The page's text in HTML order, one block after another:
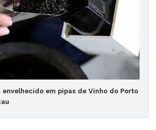
em pipas de Vinho do Porto